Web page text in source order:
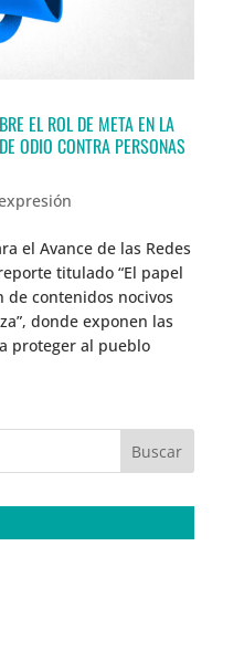
EL ROL DE META EN LA
ODIO CONTRA PERSONAS
el Avance de las Redes
titulado “El papel
contenidos nocivos
donde exponen las
proteger al pueblo